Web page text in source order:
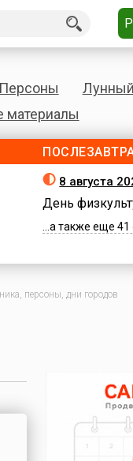
Персоны
материалы
8 августа
День
...а также еще
персоны, дни городов